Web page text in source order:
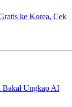
ke Korea, Cek
Bakal Ungkap AI